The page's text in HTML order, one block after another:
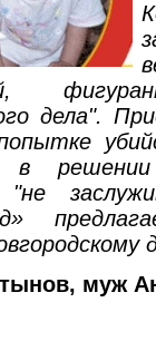
дела".
решении
"не
муж